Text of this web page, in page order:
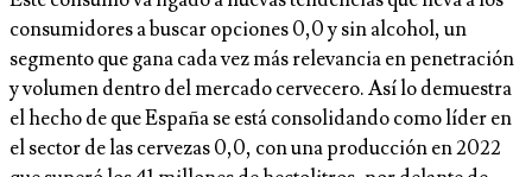
consumidores a buscar opciones 0,0 y sin alcohol, un
segmento que gana cada vez más relevancia en penetración
y volumen dentro del mercado cervecero. Así lo demuestra
el hecho de que España se está consolidando como líder en
el sector de las cervezas 0,0, con una producción en 2022